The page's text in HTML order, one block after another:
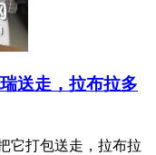
送走，拉布拉多
它打包送走，拉布拉